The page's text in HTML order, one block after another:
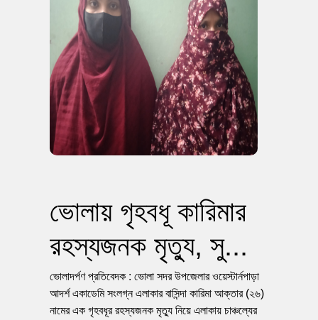
ভোলায় গৃহবধূ কারিমার
রহস্যজনক মৃত্যু, সু...
ভোলাদর্পণ প্রতিবেদক : ভোলা সদর উপজেলার ওয়েস্টার্নপাড়া
আদর্শ একাডেমি সংলগ্ন এলাকার বাসিন্দা কারিমা আক্তার (২৬)
নামের এক গৃহবধূর রহস্যজনক মৃত্যু নিয়ে এলাকায় চাঞ্চল্যের